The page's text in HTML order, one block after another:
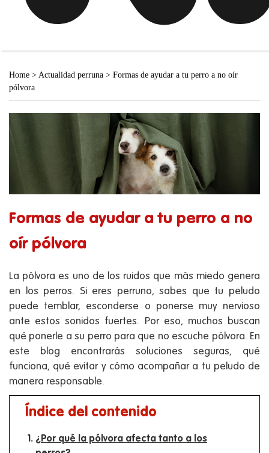
Home > Actualidad perruna > Formas de ayudar a tu perro a no oír
pólvora
Formas de ayudar a tu perro a no
oír pólvora
La pólvora es uno de los ruidos que más miedo genera
en los perros. Si eres perruno, sabes que tu peludo
puede temblar, esconderse o ponerse muy nervioso
ante estos sonidos fuertes. Por eso, muchos buscan
qué ponerle a su perro para que no escuche pólvora. En
este blog encontrarás soluciones seguras, qué
funciona, qué evitar y cómo acompañar a tu peludo de
manera responsable.
Índice del contenido
¿Por qué la pólvora afecta tanto a los